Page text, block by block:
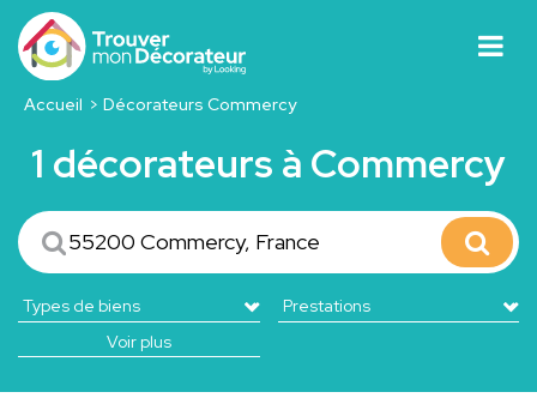
Accueil Décorateurs Commercy
1 décorateurs à Commercy
Voir plus